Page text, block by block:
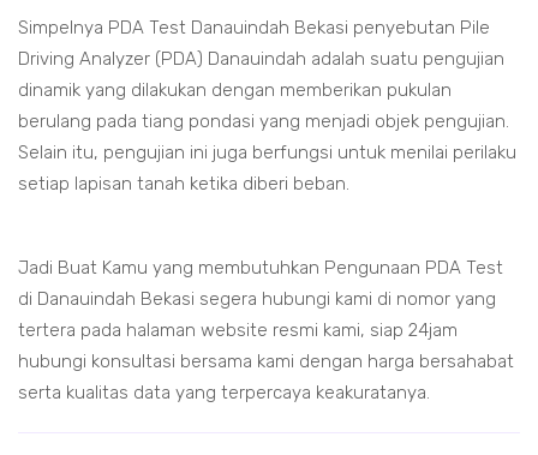
Simpelnya PDA Test Danauindah Bekasi penyebutan Pile
Driving Analyzer (PDA) Danauindah adalah suatu pengujian
dinamik yang dilakukan dengan memberikan pukulan
berulang pada tiang pondasi yang menjadi objek pengujian.
Selain itu, pengujian ini juga berfungsi untuk menilai perilaku
setiap lapisan tanah ketika diberi beban.
Jadi Buat Kamu yang membutuhkan Pengunaan PDA Test
di Danauindah Bekasi segera hubungi kami di nomor yang
tertera pada halaman website resmi kami, siap 24jam
hubungi konsultasi bersama kami dengan harga bersahabat
serta kualitas data yang terpercaya keakuratanya.